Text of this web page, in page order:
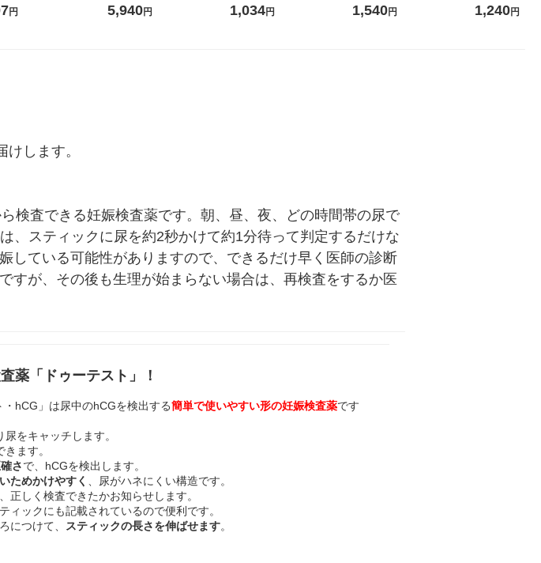
) アクティ 日本製紙ク
円
ml
5,940円
ュパウダー ML（マットライ
トオークル） SPF50＋・PA
1,034円
共進社
1,540円
減 スッキリひ
詰め替え 超ウ
1,240円
します。
検査できる妊娠検査薬です。朝、昼、夜、どの時間帯の尿で
、スティックに尿を約2秒かけて約1分待って判定するだけな
している可能性がありますので、できるだけ早く医師の診断
すが、その後も生理が始まらない場合は、再検査をするか医
薬「ドゥーテスト」！
・hCG」は尿中のhCGを検出する簡単で使いやすい形の妊娠検査薬です
尿をキャッチします。
きます。
さで、hCGを検出します。
ためかけやすく
、尿がハネにくい構造です。
正しく検査できたかお知らせします。
ィックにも記載されているので便利です。
につけて、 スティックの長さを伸ばせます。